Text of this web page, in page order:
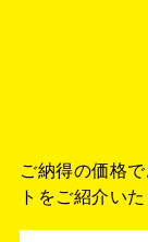
ご納得の価格
トをご紹介いた